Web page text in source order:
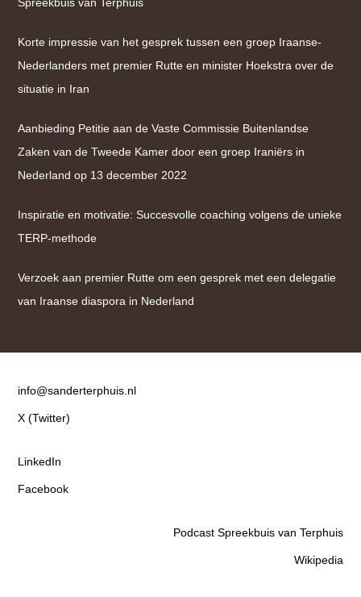
Korte impressie van het gesprek tussen een groep Iraanse-
Nederlanders met premier Rutte en minister Hoekstra over de
situatie in Iran
Aanbieding Petitie aan de Vaste Commissie Buitenlandse
Zaken van de Tweede Kamer door een groep Iraniërs in
Nederland op 13 december 2022
Inspiratie en motivatie: Succesvolle coaching volgens de unieke
TERP-methode
Verzoek aan premier Rutte om een gesprek met een delegatie
van Iraanse diaspora in Nederland
Contact
info@sanderterphuis.nl
X (Twitter)
LinkedIn
Facebook
Podcast Spreekbuis van Terphuis
Wikipedia